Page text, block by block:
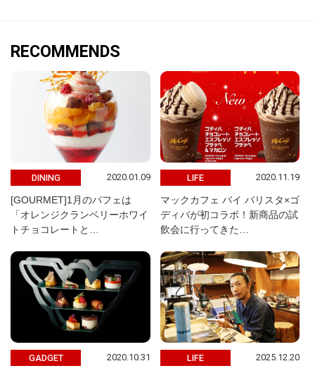
RECOMMENDS
DINING 2020.01.09
[GOURMET]1月のパフェは
「オレンジクランベリーホワイ
トチョコレートと…
LIFE 2020.11.19
マックカフェ バイ バリスタ×ゴ
ディバが初コラボ！新商品の試
飲会に行ってきた…
GADGET 2020.10.31 LIFE 2025.12.20